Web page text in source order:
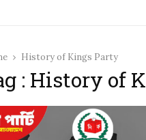
History of Kings Party
: History of